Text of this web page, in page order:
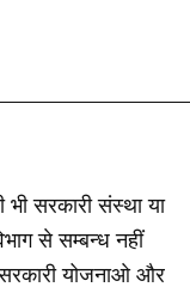
सरकारी संस्था या
से सम्बन्ध नहीं
योजनाओ और